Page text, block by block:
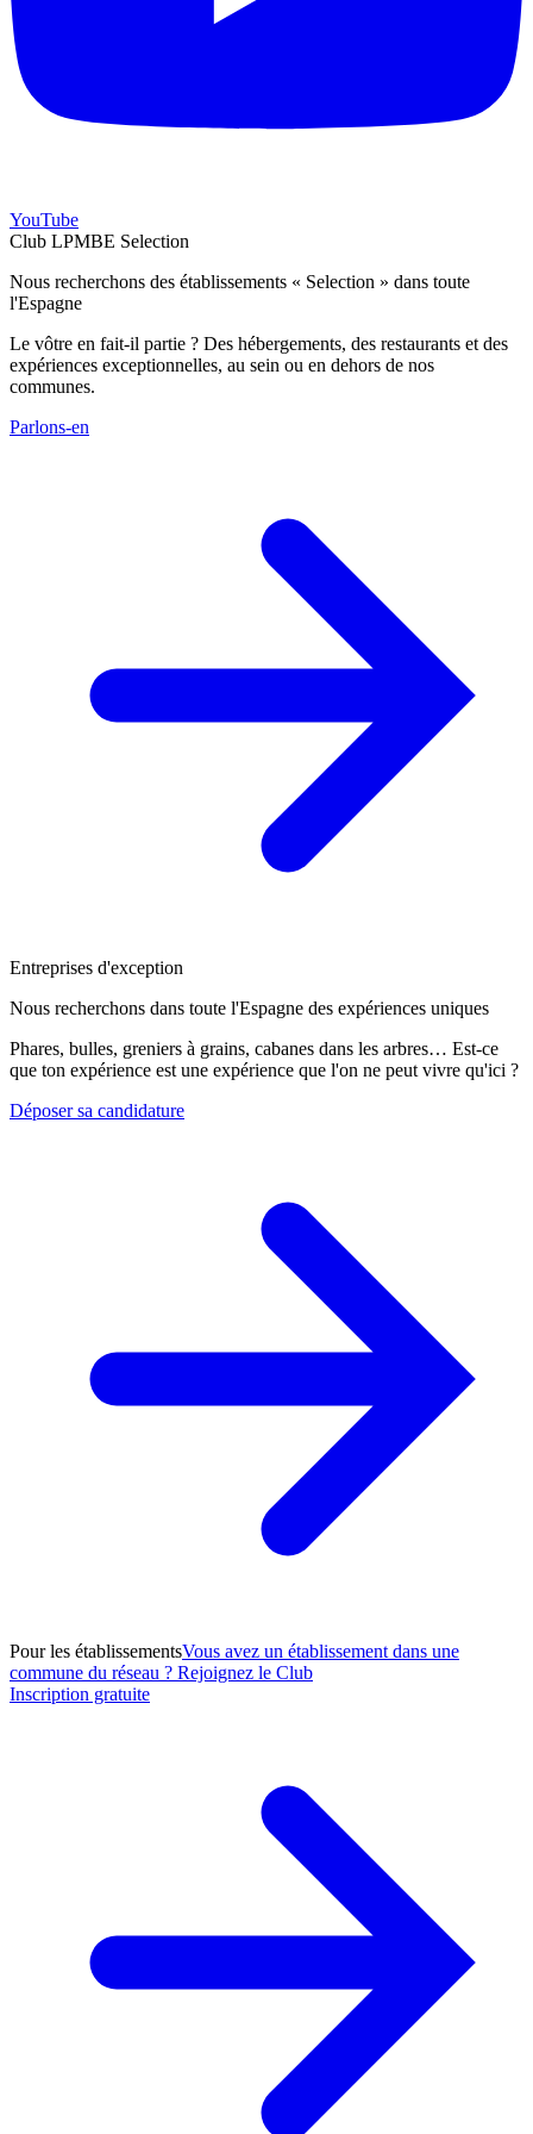
YouTube
Club LPMBE Selection
Nous recherchons des établissements « Selection » dans toute
l'Espagne
Le vôtre en fait-il partie ? Des hébergements, des restaurants et des
expériences exceptionnelles, au sein ou en dehors de nos
communes.
Parlons-en
Entreprises d'exception
Nous recherchons dans toute l'Espagne des expériences uniques
Phares, bulles, greniers à grains, cabanes dans les arbres… Est-ce
que ton expérience est une expérience que l'on ne peut vivre qu'ici ?
Déposer sa candidature
Pour les établissementsVous avez un établissement dans une
commune du réseau ? Rejoignez le Club
Inscription gratuite